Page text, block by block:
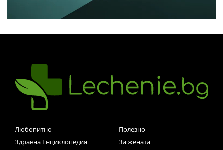
Любопитно
Полезно
Здравна Енциклопедия
За жената